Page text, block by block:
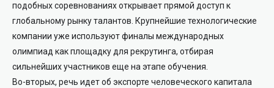
подобных соревнованиях открывает прямой доступ к
глобальному рынку талантов. Крупнейшие технологические
компании уже используют финалы международных
олимпиад как площадку для рекрутинга, отбирая
сильнейших участников еще на этапе обучения.
Во-вторых, речь идет об экспорте человеческого капитала